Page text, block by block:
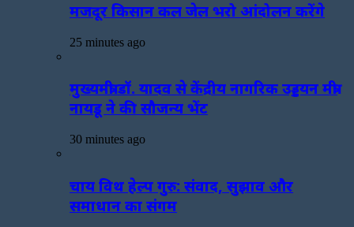
मजदूर किसान कल जेल भरो आंदोलन करेंगे
25 minutes ago
मुख्यमंत्री डॉ. यादव से केंद्रीय नागरिक उड्डयन मंत्री
नायडू ने की सौजन्य भेंट
30 minutes ago
चाय विथ हेल्प गुरु: संवाद, सुझाव और
समाधान का संगम